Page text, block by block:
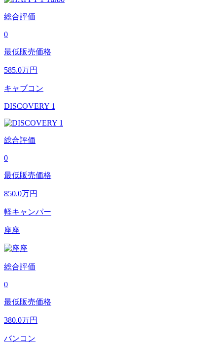
総合評価
0
最低販売価格
585.0万円
キャブコン
DISCOVERY 1
総合評価
0
最低販売価格
850.0万円
軽キャンパー
座座
総合評価
0
最低販売価格
380.0万円
バンコン